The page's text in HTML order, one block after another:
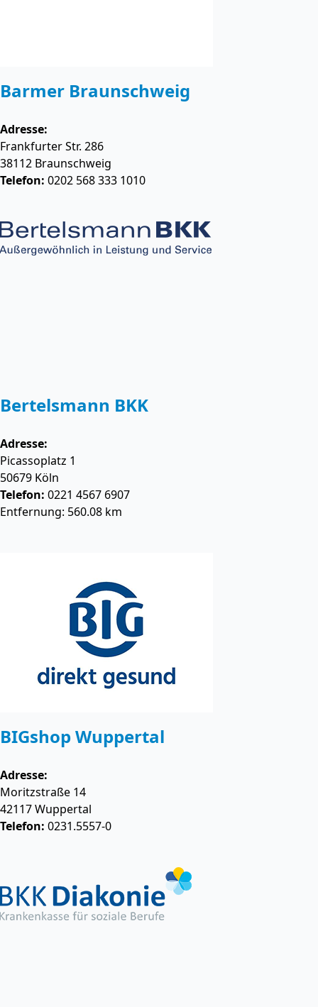
Barmer Braunschweig
Adresse:
Frankfurter Str. 286
38112 Braunschweig
Telefon: 0202 568 333 1010
Bertelsmann BKK
Adresse:
Picassoplatz 1
50679 Köln
Telefon: 0221 4567 6907
Entfernung: 560.08 km
BIGshop Wuppertal
Adresse:
Moritzstraße 14
42117Wuppertal
Telefon: 0231.5557-0